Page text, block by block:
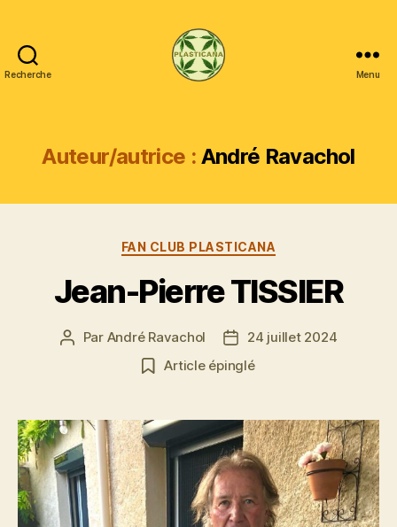
Recherche Menu
Auteur/autrice : André Ravachol
Catégories
FAN CLUB PLASTICANA
Jean-Pierre TISSIER
Auteur
Par André Ravachol
Date
de
l’article
24 juillet 2024
Article épinglé